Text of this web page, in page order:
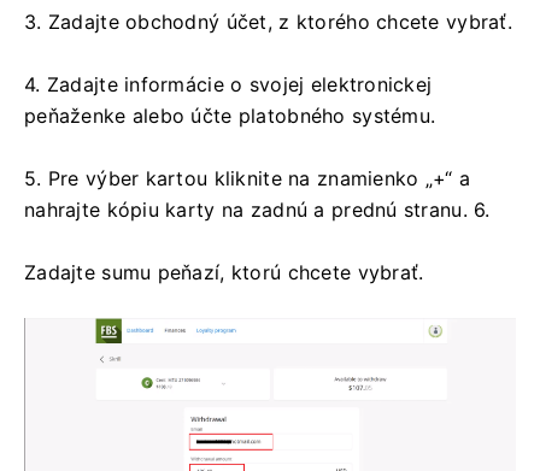
3. Zadajte obchodný účet, z ktorého chcete vybrať.
4. Zadajte informácie o svojej elektronickej
peňaženke alebo účte platobného systému.
5. Pre výber kartou kliknite na znamienko „+“ a
nahrajte kópiu karty na zadnú a prednú stranu. 6.
Zadajte sumu peňazí, ktorú chcete vybrať.